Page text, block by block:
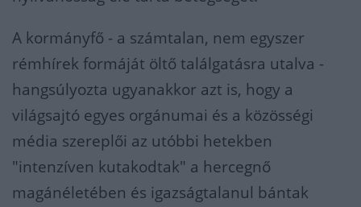
A kormányfő - a számtalan, nem egyszer
rémhírek formáját öltő találgatásra utalva -
hangsúlyozta ugyanakkor azt is, hogy a
világsajtó egyes orgánumai és a közösségi
média szereplői az utóbbi hetekben
"intenzíven kutakodtak" a hercegnő
magánéletében és igazságtalanul bántak